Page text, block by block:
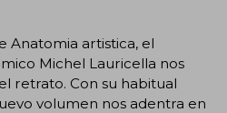
Anatomia artistica, el
Michel Lauricella nos
retrato. Con su habitual
volumen nos adentra en